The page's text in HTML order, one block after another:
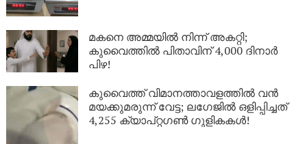
മകനെ അമ്മയിൽ നിന്ന് അകറ്റി;
കുവൈത്തിൽ പിതാവിന് 4,000 ദിനാർ
പിഴ!
കുവൈത്ത് വിമാനത്താവളത്തിൽ വൻ
മയക്കുമരുന്ന് വേട്ട; ലഗേജിൽ ഒളിപ്പിച്ചത്
4,255 ക്യാപ്റ്റഗൺ ഗുളികകൾ!